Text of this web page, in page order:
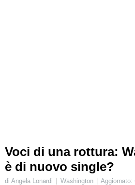
Voci di una rottura:
è di nuovo single?
di Angela Lonardi Washington Aggiornato: